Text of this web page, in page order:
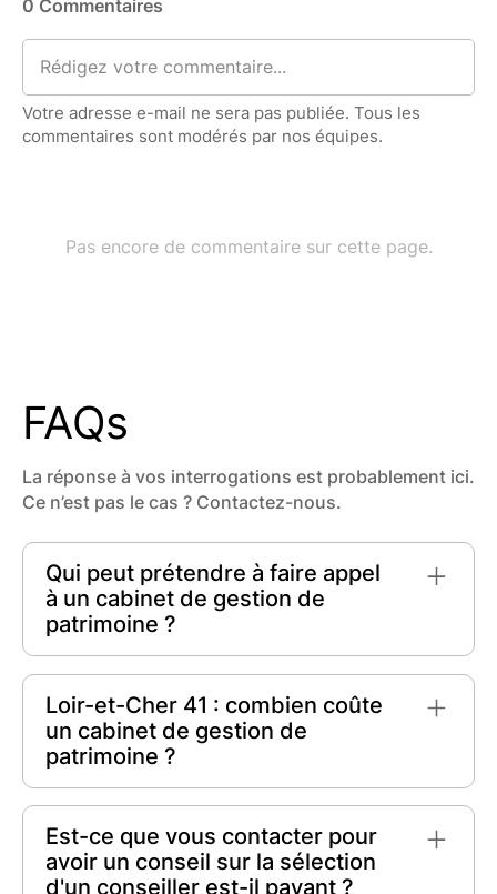
FAQs
La réponse à vos interrogations est probablement ici.
Ce n’est pas le cas ? Contactez-nous.
Qui peut prétendre à faire appel
à un cabinet de gestion de
patrimoine ?
patrimoine peut faire appel à un cabinet de
gestion de patrimoine. Cela inclut les
particuliers fortunés, lesfamilles
entrepreneurs
transmettre leur patrimoine. Chaque profil
spécifiques.
Loir-et-Cher 41 : combien coûte
un cabinet de gestion de
patrimoine ?
de patrimoine peut facturer entre
euros de l'heure. Les frais fixes annuels varient
selon les prestations, allant généralement de
Est-ce que vous contacter pour
avoir un conseil sur la sélection
d'un conseiller est-il payant ?